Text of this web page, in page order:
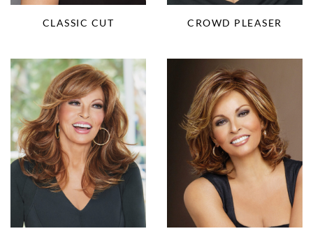
CLASSIC CUT CROWD PLEASER